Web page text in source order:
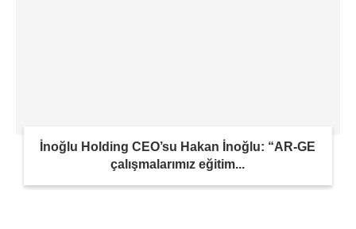
İnoğlu Holding CEO’su Hakan İnoğlu: “AR-GE
çalışmalarımız eğitim...